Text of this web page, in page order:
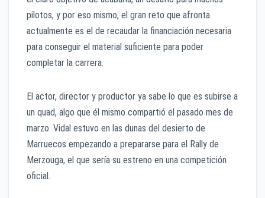
pilotos, y por eso mismo, el gran reto que afronta
actualmente es el de recaudar la financiación necesaria
para conseguir el material suficiente para poder
completar la carrera.
El actor, director y productor ya sabe lo que es subirse a
un quad, algo que él mismo compartió el pasado mes de
marzo. Vidal estuvo en las dunas del desierto de
Marruecos empezando a prepararse para el Rally de
Merzouga, el que sería su estreno en una competición
oficial.